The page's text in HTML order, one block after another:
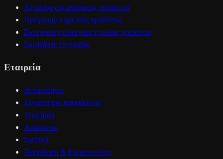
Αξιολόγηση απόφασης προϊόντος
Πρόγραμμα ηγεσίας προϊόντος
Συνεργάτης συνεχούς ηγεσίας προϊόντος
Συζητήστε το προϊόν
Εταιρεία
Δυνατότητες
Εργαστήριο αποφάσεων
Τεκμήρια
Αναλύσεις
Σχετικά
Παράδοση & Εμπιστοσύνη